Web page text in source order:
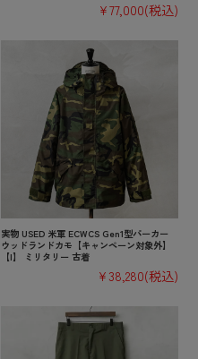
¥77,000(税込)
実物 USED 米軍 ECWCS Gen1型パーカー
ウッドランドカモ【キャンペーン対象外】
【I】 ミリタリー 古着
¥38,280(税込)